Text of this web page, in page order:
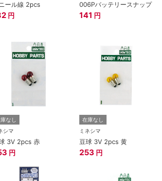
ール線 2pcs
円
006Pバッテリースナップ
141 円
なし
シマ
3V 2pcs 赤
円
在庫なし
ミネシマ
豆球 3V 2pcs 黄
253 円